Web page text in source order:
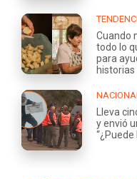
Cuando
todo lo
para
historias
NACIONAL
Lleva
y envió